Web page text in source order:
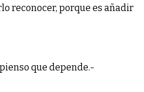
reconocer, porque es añadir
que depende.-